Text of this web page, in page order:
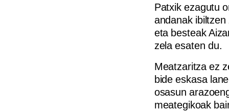
Patxik ezagutu
andanak
eta besteak
zela esaten du.
Meatzaritza ez
bide eskasa
osasun
meategikoak